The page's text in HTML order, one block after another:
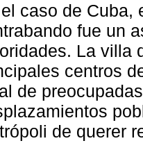
caso de Cuba,
fue un
La villa
centros
de
de querer